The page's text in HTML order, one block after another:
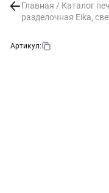
Главная / Каталог
разделочная Eika,
Артикул: